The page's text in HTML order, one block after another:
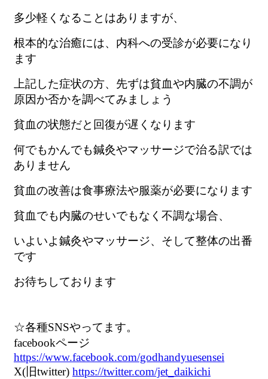
多少軽くなることはありますが、
根本的な治癒には、内科への受診が必要になり
ます
上記した症状の方、先ずは貧血や内臓の不調が
原因か否かを調べてみましょう
貧血の状態だと回復が遅くなります
何でもかんでも鍼灸やマッサージで治る訳では
ありません
貧血の改善は食事療法や服薬が必要になります
貧血でも内臓のせいでもなく不調な場合、
いよいよ鍼灸やマッサージ、そして整体の出番
です
お待ちしております
☆各種SNSやってます。
facebookページ
https://www.facebook.com/godhandyuesensei
X(旧twitter) https://twitter.com/jet_daikichi